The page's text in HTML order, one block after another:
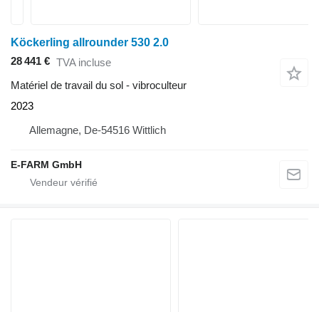
Köckerling allrounder 530 2.0
28 441 € TVA incluse
Matériel de travail du sol - vibroculteur
2023
Allemagne, De-54516 Wittlich
E-FARM GmbH